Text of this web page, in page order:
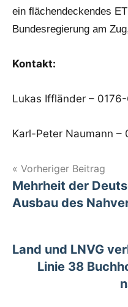
ein flächendeckendes
Bundesregierung am
Kontakt:
Lukas Iffländer –
Karl-Peter Naumann –
Vorheriger Beitrag
Mehrheit der
Ausbau des
Land und LNVG
Linie 38